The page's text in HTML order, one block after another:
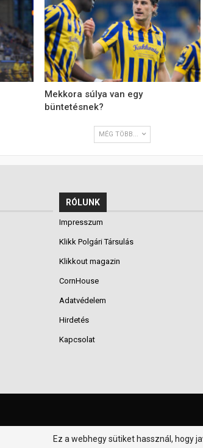
Mekkora súlya van egy
büntetésnek?
MÉG TÖBB...
RÓLUNK
Impresszum
Klikk Polgári Társulás
Klikkout magazin
CornHouse
Adatvédelem
Hirdetés
Kapcsolat
Ez a webhegy sütiket hassznál, hogy